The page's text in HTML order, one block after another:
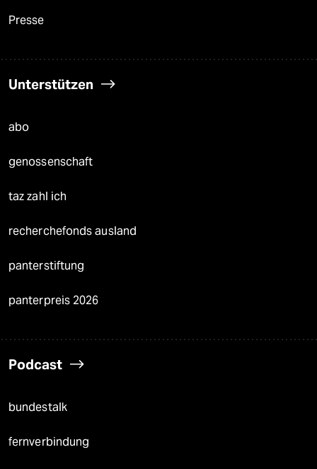
Presse
Unterstützen
abo
genossenschaft
taz zahl ich
recherchefonds ausland
panterstiftung
panterpreis 2026
Podcast
bundestalk
fernverbindung